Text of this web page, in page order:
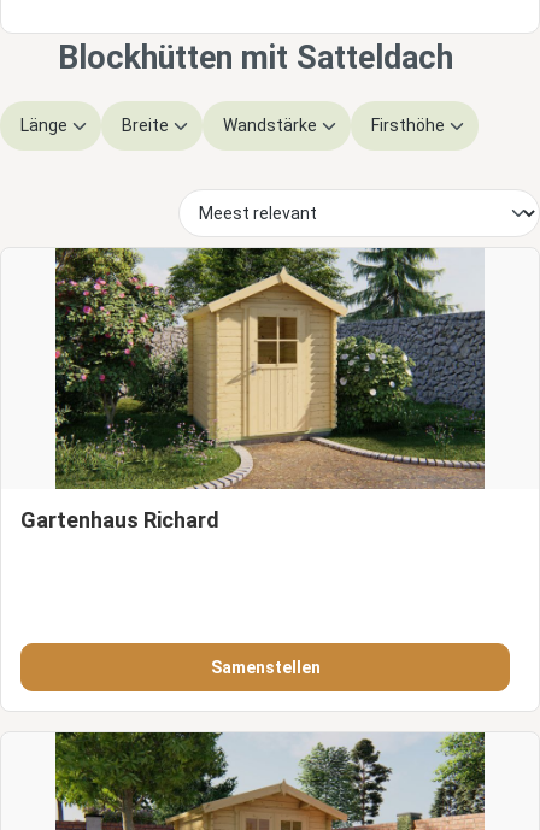
Gerätehäuser aus Metall
Blockhütten mit Satteldach
Länge Breite Wandstärke Firsthöhe
Gartenhaus Richard
Samenstellen